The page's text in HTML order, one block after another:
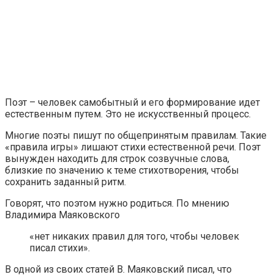
Поэт – человек самобытный и его формирование идет
естественным путем. Это не искусственный процесс.
Многие поэты пишут по общепринятым правилам. Такие
«правила игры» лишают стихи естественной речи. Поэт
вынужден находить для строк созвучные слова,
близкие по значению к теме стихотворения, чтобы
сохранить заданный ритм.
Говорят, что поэтом нужно родиться. По мнению
Владимира Маяковского
«нет никаких правил для того, чтобы человек
писал стихи».
В одной из своих статей В. Маяковский писал, что